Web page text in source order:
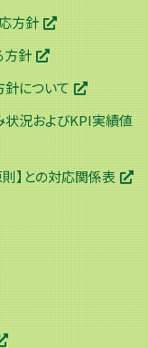
方針
方針
について
状況およびKPI実績値
】との対応関係表